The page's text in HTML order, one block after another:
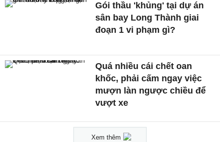
Gói thầu 'khủng' tại dự án
sân bay Long Thành giai
đoạn 1 vi phạm gì?
Quá nhiều cái chết oan
khốc, phải cấm ngay việc
mượn làn ngược chiều để
vượt xe
Xem thêm